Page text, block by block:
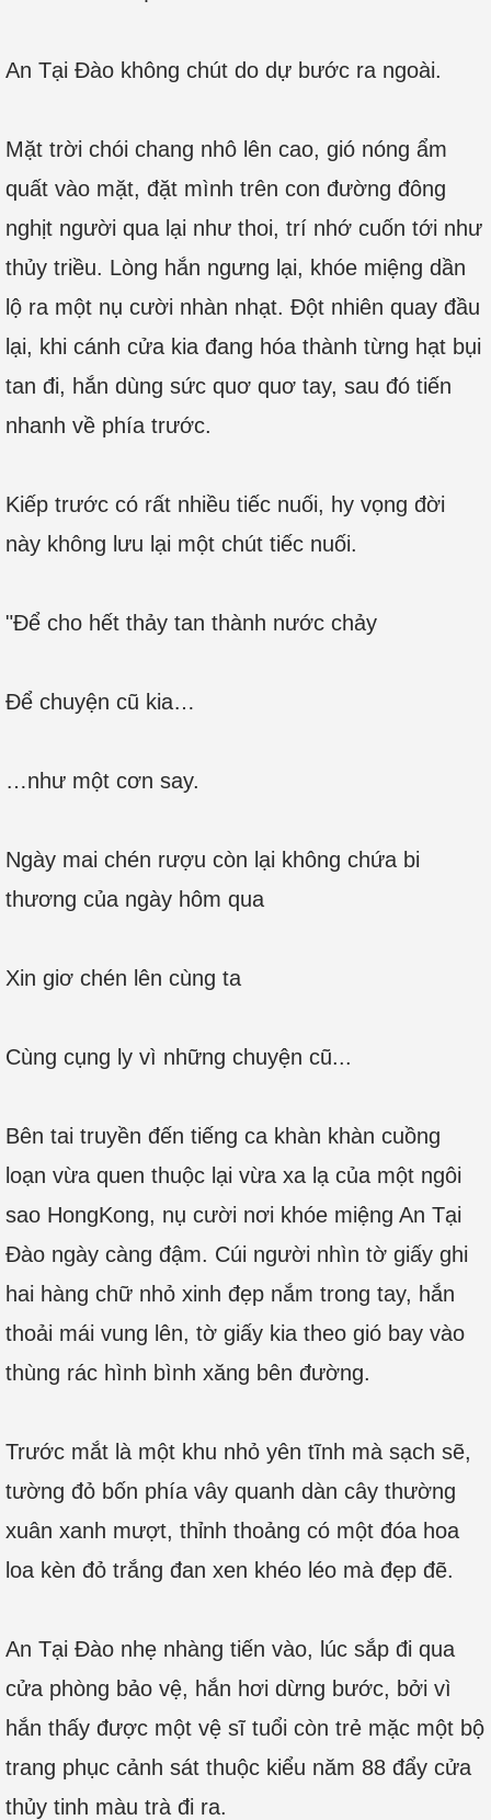
An Tại Đào không chút do dự bước ra ngoài.
Mặt trời chói chang nhô lên cao, gió nóng ẩm
quất vào mặt, đặt mình trên con đường đông
nghịt người qua lại như thoi, trí nhớ cuốn tới như
thủy triều. Lòng hắn ngưng lại, khóe miệng dần
lộ ra một nụ cười nhàn nhạt. Đột nhiên quay đầu
lại, khi cánh cửa kia đang hóa thành từng hạt bụi
tan đi, hắn dùng sức quơ quơ tay, sau đó tiến
nhanh về phía trước.
Kiếp trước có rất nhiều tiếc nuối, hy vọng đời
này không lưu lại một chút tiếc nuối.
"Để cho hết thảy tan thành nước chảy
Để chuyện cũ kia…
…như một cơn say.
Ngày mai chén rượu còn lại không chứa bi
thương của ngày hôm qua
Xin giơ chén lên cùng ta
Cùng cụng ly vì những chuyện cũ...
Bên tai truyền đến tiếng ca khàn khàn cuồng
loạn vừa quen thuộc lại vừa xa lạ của một ngôi
sao HongKong, nụ cười nơi khóe miệng An Tại
Đào ngày càng đậm. Cúi người nhìn tờ giấy ghi
hai hàng chữ nhỏ xinh đẹp nắm trong tay, hắn
thoải mái vung lên, tờ giấy kia theo gió bay vào
thùng rác hình bình xăng bên đường.
Trước mắt là một khu nhỏ yên tĩnh mà sạch sẽ,
tường đỏ bốn phía vây quanh dàn cây thường
xuân xanh mượt, thỉnh thoảng có một đóa hoa
loa kèn đỏ trắng đan xen khéo léo mà đẹp đẽ.
An Tại Đào nhẹ nhàng tiến vào, lúc sắp đi qua
cửa phòng bảo vệ, hắn hơi dừng bước, bởi vì
hắn thấy được một vệ sĩ tuổi còn trẻ mặc một bộ
trang phục cảnh sát thuộc kiểu năm 88 đẩy cửa
thủy tinh màu trà đi ra.